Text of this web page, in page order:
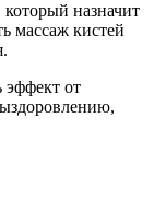
назначит
массаж кистей
эффект от